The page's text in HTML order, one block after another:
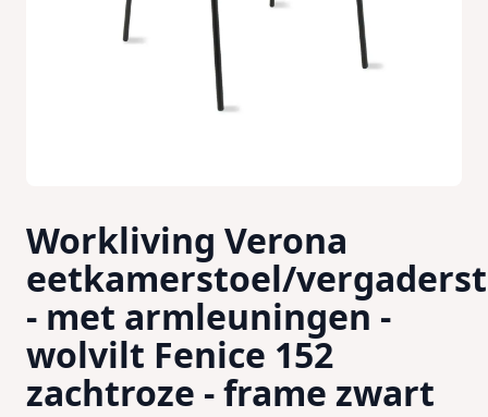
Workliving Verona
eetkamerstoel/
- met armleuningen -
wolvilt Fenice 152
zachtroze - frame zwart